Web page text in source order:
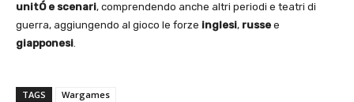
unitÓ e scenari, comprendendo anche altri periodi e teatri di
guerra, aggiungendo al gioco le forze inglesi, russe e
giapponesi.
TAGS Wargames